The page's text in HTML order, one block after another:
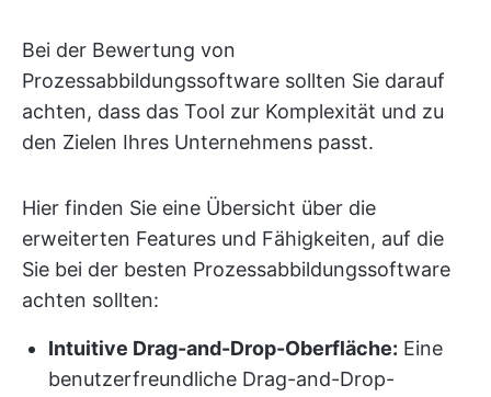
Bei der Bewertung von
Prozessabbildungssoftware sollten Sie darauf
achten, dass das Tool zur Komplexität und zu
den Zielen Ihres Unternehmens passt.
Hier finden Sie eine Übersicht über die
erweiterten Features und Fähigkeiten, auf die
Sie bei der besten Prozessabbildungssoftware
achten sollten:
Intuitive Drag-and-Drop-Oberfläche: Eine
benutzerfreundliche Drag-and-Drop-